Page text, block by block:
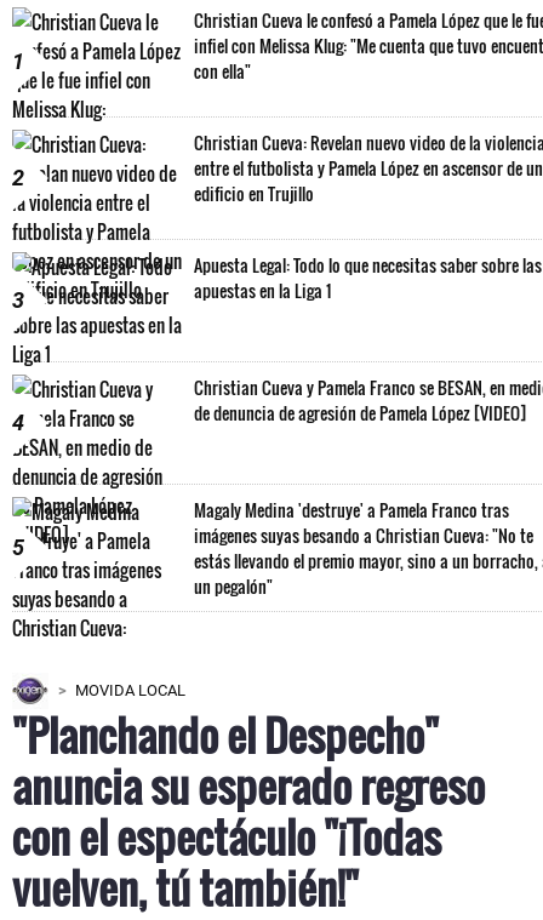
1
Christian Cueva le confesó a Pamela López que le
infiel con Melissa Klug: "Me cuenta que tuvo
con ella"
2
Christian Cueva: Revelan nuevo video de la
entre el futbolista y Pamela López en ascensor de un
edificio en Trujillo
3
Apuesta Legal: Todo lo que necesitas saber sobre las
apuestas en la Liga 1
4
Christian Cueva y Pamela Franco se BESAN, en
de denuncia de agresión de Pamela López [VIDEO]
5
Magaly Medina 'destruye' a Pamela Franco tras
imágenes suyas besando a Christian Cueva: "No te
estás llevando el premio mayor, sino a un borracho,
un pegalón"
MOVIDA LOCAL
"Planchando el Despecho"
anuncia su esperado regreso
con el espectáculo "¡Todas
vuelven, tú también!"